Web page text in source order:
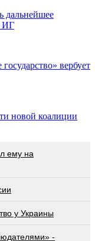
дальнейшее
ИГ
вербует
новой коалиции
ему на
у Украины
-